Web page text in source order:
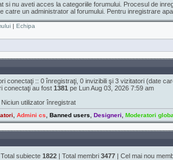
si nu aveti acces la categoriile forumului. Procesul de
catre un administrator al forumului. Pentru inregistrare
| Echipa
conectaţi :: 0 înregistraţi, 0 invizibili şi 3 vizitatori (date
conectaţi au fost 1381 pe Lun Aug 03, 2026 7:59 am
utilizator înregistrat
Admini cs Banned users Designeri Moderatori
Total subiecte 1822 | Total membri 3477 | Cel mai nou